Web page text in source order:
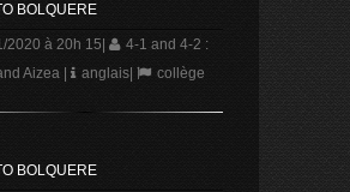
BOLQUERE
2020 à 20h 15
4-1 and 4-2 :
Aizea
anglais| collège
BOLQUERE